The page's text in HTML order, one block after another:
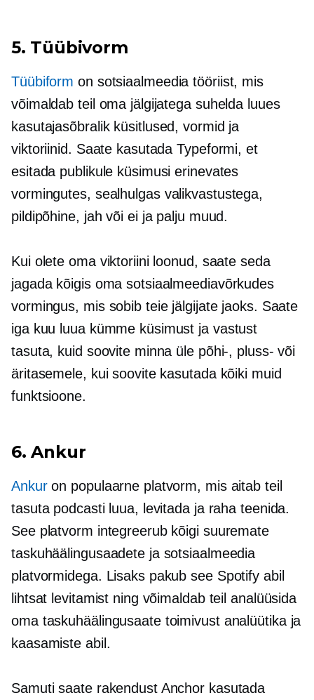
5. Tüübivorm
Tüübiform on sotsiaalmeedia tööriist, mis
võimaldab teil oma jälgijatega suhelda luues
kasutajasõbralikküsitlused, vormid ja
viktoriinid. Saate kasutada Typeformi, et
esitada publikule küsimusi erinevates
vormingutes, sealhulgas valikvastustega,
pildipõhine, jah või ei ja palju muud.
Kui olete oma viktoriini loonud, saate seda
jagada kõigis oma sotsiaalmeediavõrkudes
vormingus, mis sobib teie jälgijate jaoks. Saate
iga kuu luua kümme küsimust ja vastust
tasuta, kuid soovite minna üle põhi-, pluss- või
äritasemele, kui soovite kasutada kõiki muid
funktsioone.
6. Ankur
Ankuron populaarne platvorm, mis aitab teil
tasuta podcasti luua, levitada ja raha teenida.
See platvorm integreerub kõigi suuremate
taskuhäälingusaadete ja sotsiaalmeedia
platvormidega. Lisaks pakub see Spotify abil
lihtsat levitamist ning võimaldab teil analüüsida
oma taskuhäälingusaate toimivust analüütika ja
kaasamiste abil.
Samuti saate rakendust Anchor kasutada